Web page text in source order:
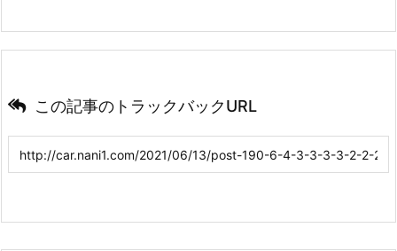
この記事のトラックバックURL